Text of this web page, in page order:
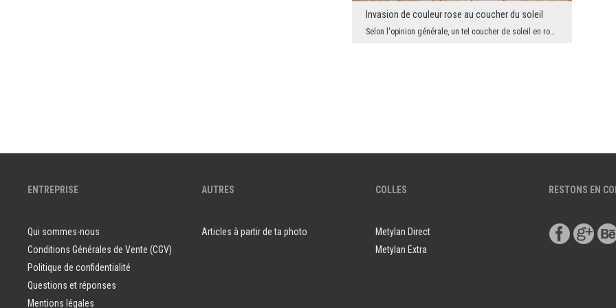
Invasion de couleur rose au coucher du soleil
Selon l'opinion générale, un tel coucher de soleil en rose est un signe avant-coureur de temps ve...
ENTREPRISE
Qui sommes-nous
Conditions Générales de Vente (CGV)
Politique de confidentialité
Questions et réponses
Mentions légales
AUTRES
Articles à partir de ta photo
COLLES
Metylan Direct
Metylan Extra
RESTONS EN